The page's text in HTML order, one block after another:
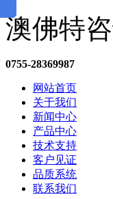
澳佛特
0755-28369987
网站首页
关于我们
新闻中心
产品中心
技术支持
客户见证
品质系统
联系我们